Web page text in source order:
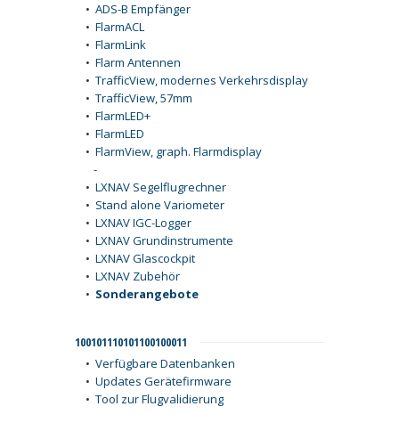
• ADS-B Empfänger
• FlarmACL
• FlarmLink
• Flarm Antennen
• TrafficView, modernes Verkehrsdisplay
• TrafficView, 57mm
• FlarmLED+
• FlarmLED
• FlarmView, graph. Flarmdisplay
-
• LXNAV Segelflugrechner
• Stand alone Variometer
• LXNAV IGC-Logger
• LXNAV Grundinstrumente
• LXNAV Glascockpit
• LXNAV Zubehör
• Sonderangebote
100101110101100100011
• Verfügbare Datenbanken
• Updates Gerätefirmware
• Tool zur Flugvalidierung